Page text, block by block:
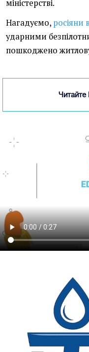
міністерстві.
Нагадуємо, росіяни
ударними
пошкоджено
Читайте